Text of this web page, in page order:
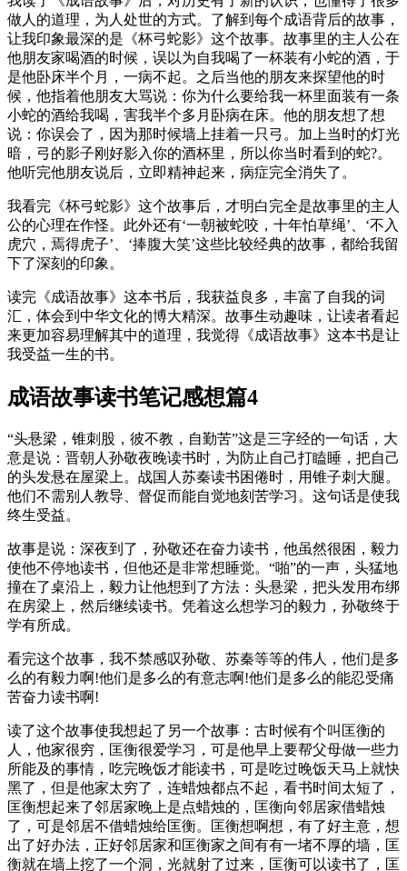
做人的道理，为人处世的方式。了解到每个成语背后的故事，
让我印象最深的是《杯弓蛇影》这个故事。故事里的主人公在
他朋友家喝酒的时候，误以为自我喝了一杯装有小蛇的酒，于
是他卧床半个月，一病不起。之后当他的朋友来探望他的时
候，他指着他朋友大骂说：你为什么要给我一杯里面装有一条
小蛇的酒给我喝，害我半个多月卧病在床。他的朋友想了想
说：你误会了，因为那时候墙上挂着一只弓。加上当时的灯光
暗，弓的影子刚好影入你的酒杯里，所以你当时看到的蛇?。
他听完他朋友说后，立即精神起来，病症完全消失了。
我看完《杯弓蛇影》这个故事后，才明白完全是故事里的主人
公的心理在作怪。此外还有‘一朝被蛇咬，十年怕草绳’、‘不入
虎穴，焉得虎子’、‘捧腹大笑’这些比较经典的故事，都给我留
下了深刻的印象。
读完《成语故事》这本书后，我获益良多，丰富了自我的词
汇，体会到中华文化的博大精深。故事生动趣味，让读者看起
来更加容易理解其中的道理，我觉得《成语故事》这本书是让
我受益一生的书。
成语故事读书笔记感想篇4
“头悬梁，锥刺股，彼不教，自勤苦”这是三字经的一句话，大
意是说：晋朝人孙敬夜晚读书时，为防止自己打瞌睡，把自己
的头发悬在屋梁上。战国人苏秦读书困倦时，用锥子刺大腿。
他们不需别人教导、督促而能自觉地刻苦学习。这句话是使我
终生受益。
故事是说：深夜到了，孙敬还在奋力读书，他虽然很困，毅力
使他不停地读书，但他还是非常想睡觉。“啪”的一声，头猛地
撞在了桌沿上，毅力让他想到了方法：头悬梁，把头发用布绑
在房梁上，然后继续读书。凭着这么想学习的毅力，孙敬终于
学有所成。
看完这个故事，我不禁感叹孙敬、苏秦等等的伟人，他们是多
么的有毅力啊!他们是多么的有意志啊!他们是多么的能忍受痛
苦奋力读书啊!
读了这个故事使我想起了另一个故事：古时候有个叫匡衡的
人，他家很穷，匡衡很爱学习，可是他早上要帮父母做一些力
所能及的事情，吃完晚饭才能读书，可是吃过晚饭天马上就快
黑了，但是他家太穷了，连蜡烛都点不起，看书时间太短了，
匡衡想起来了邻居家晚上是点蜡烛的，匡衡向邻居家借蜡烛
了，可是邻居不借蜡烛给匡衡。匡衡想啊想，有了好主意，想
出了好办法，正好邻居家和匡衡家之间有有一堵不厚的墙，匡
衡就在墙上挖了一个洞，光就射了过来，匡衡可以读书了，匡